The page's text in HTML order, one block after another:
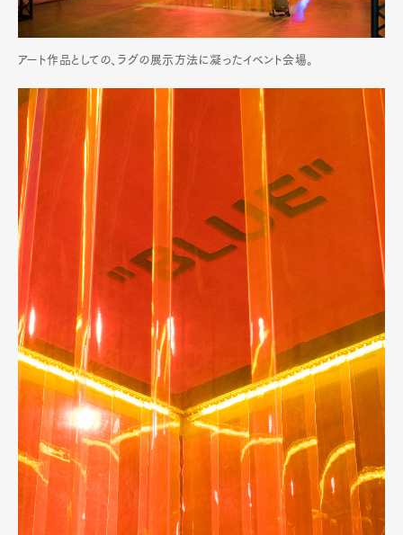
Art&DesignWatchFashion
Gourmet
Cars
ProductCulture Lifestyle
アート作品としての、ラグの展示方法に凝ったイベント会場。